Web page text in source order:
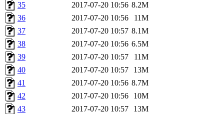
35
2017-07-20 10:56 8.2M
36
2017-07-20 10:56
11M
37
2017-07-20 10:57 8.1M
38
2017-07-20 10:56 6.5M
39
2017-07-20 10:57
11M
40
2017-07-20 10:57
13M
41
2017-07-20 10:56 8.7M
42
2017-07-20 10:56
10M
43
2017-07-20 10:57
13M